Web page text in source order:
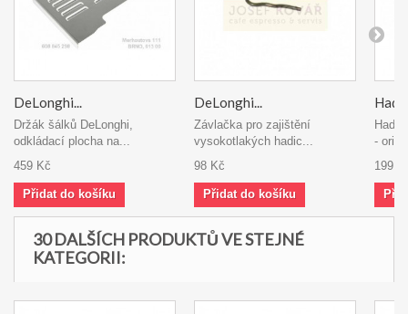
DeLonghi...
Držák šálků DeLonghi,
odkládací plocha na...
459 Kč
Přidat do košíku
DeLonghi...
Závlačka pro zajištění
vysokotlakých hadic...
98 Kč
Přidat do košíku
-
199
30 DALŠÍCH PRODUKTŮ VE STEJNÉ
KATEGORII: